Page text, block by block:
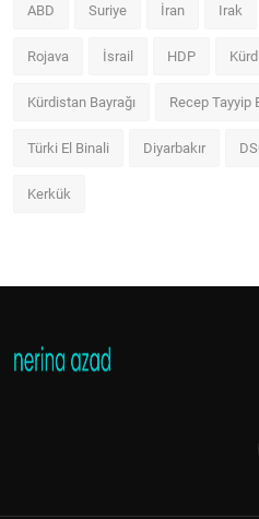
ABD Suriye İran Irak
Rojava İsrail HDP
Kürdistan Bayrağı Recep Tayyip
Türki El Binali Diyarbakır
Kerkük